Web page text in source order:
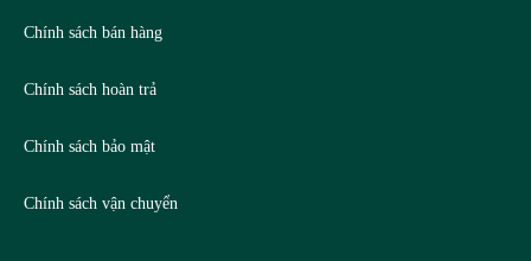
Chính sách bán hàng
Chính sách hoàn trả
Chính sách bảo mật
Chính sách vận chuyển